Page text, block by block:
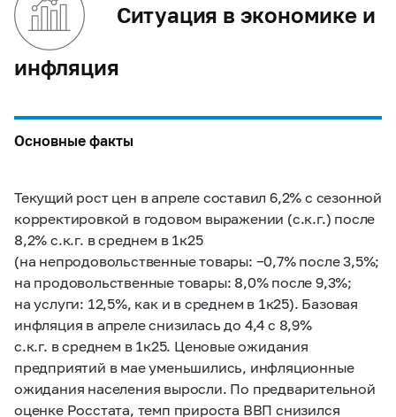
Ситуация в экономике и
инфляция
Основные факты
Текущий рост цен в апреле составил 6,2% с сезонной
корректировкой в годовом выражении (с.к.г.) после
8,2% с.к.г. в среднем в 1к25
(на непродовольственные товары: −0,7% после 3,5%;
на продовольственные товары: 8,0% после 9,3%;
на услуги: 12,5%, как и в среднем в 1к25). Базовая
инфляция в апреле снизилась до 4,4 с 8,9%
с.к.г. в среднем в 1к25. Ценовые ожидания
предприятий в мае уменьшились, инфляционные
ожидания населения выросли. По предварительной
оценке Росстата, темп прироста ВВП снизился